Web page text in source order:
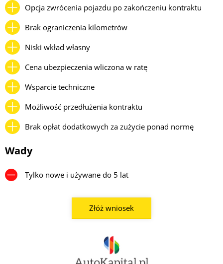
Opcja zwrócenia pojazdu po zakończeniu kontraktu
Brak ograniczenia kilometrów
Niski wkład własny
Cena ubezpieczenia wliczona w ratę
Wsparcie techniczne
Możliwość przedłużenia kontraktu
Brak opłat dodatkowych za zużycie ponad normę
Wady
Tylko nowe i używane do 5 lat
Złóż wniosek